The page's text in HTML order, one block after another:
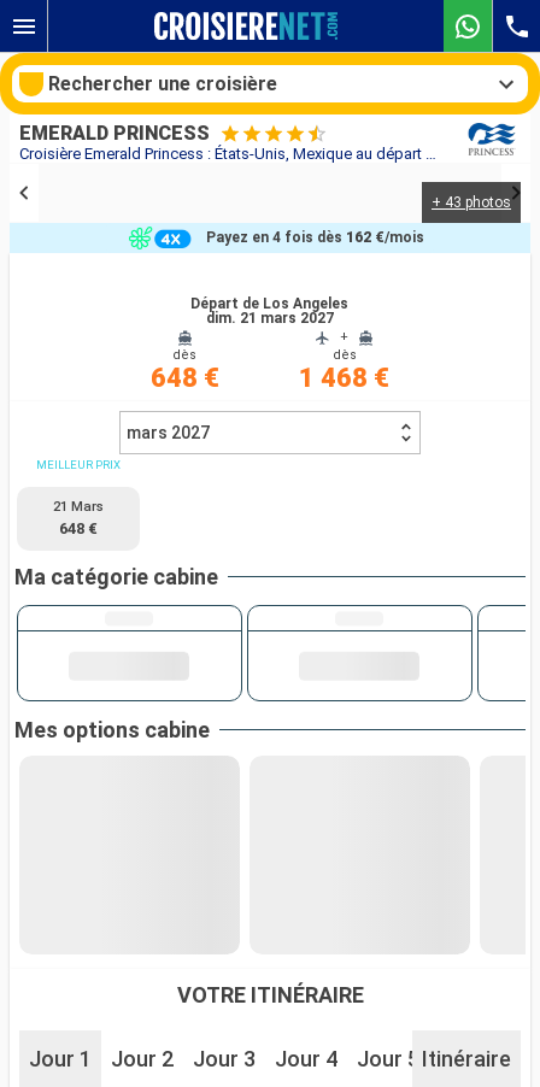
Croisière Emerald Princess : États-Unis, Mexique au départ de Los Angeles
EMERALD PRINCESS
+ 43 photos
Départ de Los Angeles
dim. 21 mars 2027
dès
648 €
+
dès
1 468 €
Payez en 4 fois dès 162 €/mois
mars 2027
MEILLEUR PRIX
21 Mars
648 €
Ma catégorie cabine
Mes options cabine
VOTRE ITINÉRAIRE
Jour 1 Jour 2 Jour 3 Jour 4 Jour 5 Jour 6
Itinéraire
Rechercher une croisière
Compagnies
Rechercher